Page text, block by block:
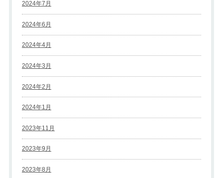
2024年7月
2024年6月
2024年4月
2024年3月
2024年2月
2024年1月
2023年11月
2023年9月
2023年8月